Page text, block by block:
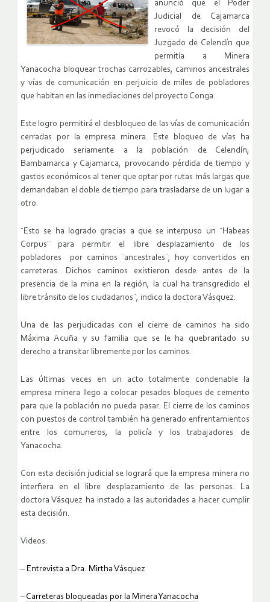
anunció que el Poder
Judicial de Cajamarca
revocó la decisión del
Juzgado de Celendín que
permitía a Minera
Yanacocha bloquear trochas carrozables, caminos ancestrales
y vías de comunicación en perjuicio de miles de pobladores
que habitan en las inmediaciones del proyecto Conga.
Este logro permitirá el desbloqueo de las vías de comunicación
cerradas por la empresa minera. Este bloqueo de vías ha
perjudicado seriamente a la población de Celendín,
Bambamarca y Cajamarca, provocando pérdida de tiempo y
gastos económicos al tener que optar por rutas más largas que
demandaban el doble de tiempo para trasladarse de un lugar a
otro.
¨Esto se ha logrado gracias a que se interpuso un ¨Habeas
Corpus¨ para permitir el libre desplazamiento de los
pobladores por caminos ¨ancestrales¨, hoy convertidos en
carreteras. Dichos caminos existieron desde antes de la
presencia de la mina en la región, la cual ha transgredido el
libre tránsito de los ciudadanos¨, indico la doctora Vásquez.
Una de las perjudicadas con el cierre de caminos ha sido
Máxima Acuña y su familia que se le ha quebrantado su
derecho a transitar libremente por los caminos.
Las últimas veces en un acto totalmente condenable la
empresa minera llego a colocar pesados bloques de cemento
para que la población no pueda pasar. El cierre de los caminos
con puestos de control también ha generado enfrentamientos
entre los comuneros, la policía y los trabajadores de
Yanacocha.
Con esta decisión judicial se logrará que la empresa minera no
interfiera en el libre desplazamiento de las personas. La
doctora Vásquez ha instado a las autoridades a hacer cumplir
esta decisión.
Videos:
– Entrevista a Dra. Mirtha Vásquez
–Carreteras bloqueadas por la Minera Yanacocha